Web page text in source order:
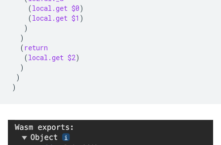
(local.get $0)
(local.get $1 )
)
)
(return
(local.get $2)
)
)
)